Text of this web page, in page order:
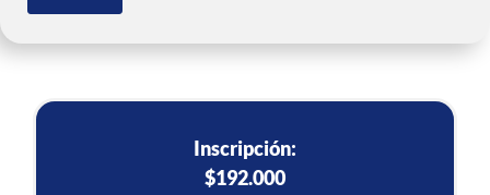
Inscripción:
$192.000